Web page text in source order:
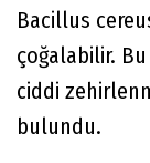
Bacillus
çoğalabilir. Bu
ciddi
bulundu.